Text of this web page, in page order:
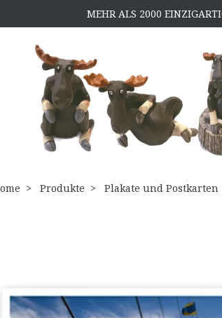
MEHR ALS 2000
Produkte Plakate und Postkarten